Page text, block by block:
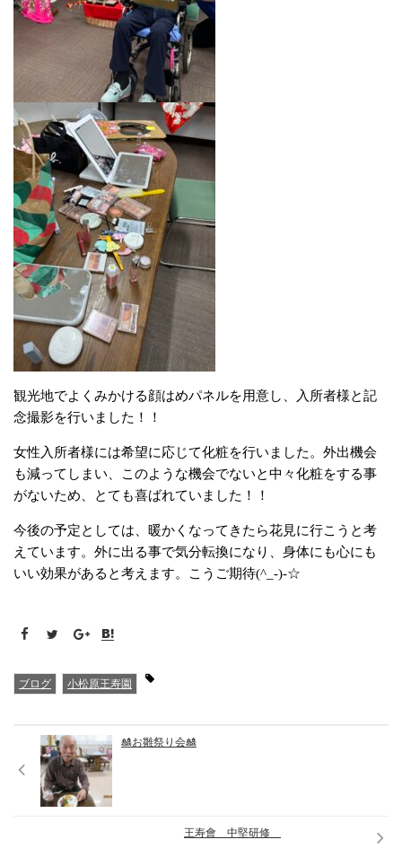
観光地でよくみかける顔はめパネルを用意し、入所者様と記
念撮影を行いました！！
女性入所者様には希望に応じて化粧を行いました。外出機会
も減ってしまい、このような機会でないと中々化粧をする事
がないため、とても喜ばれていました！！
今後の予定としては、暖かくなってきたら花見に行こうと考
えています。外に出る事で気分転換になり、身体にも心にも
いい効果があると考えます。こうご期待(^_-)-☆
ブログ 小松原王寿園
🎎お雛祭り会🎎
王寿會 中堅研修